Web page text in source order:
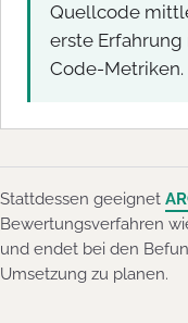
Quellcode
erste
Code-Metriken.
Stattdessen geeignet
Bewertungsverfahren
und endet bei den
Umsetzung zu planen.